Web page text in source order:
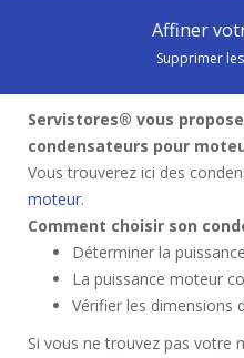
Affiner
Supprimer
Servistores® vous
condensateurs pour
Vous trouverez ici des
moteur.
Comment choisir son
Déterminer la
La puissance moteur
Vérifier les dimensions
Si vous ne trouvez pas votre